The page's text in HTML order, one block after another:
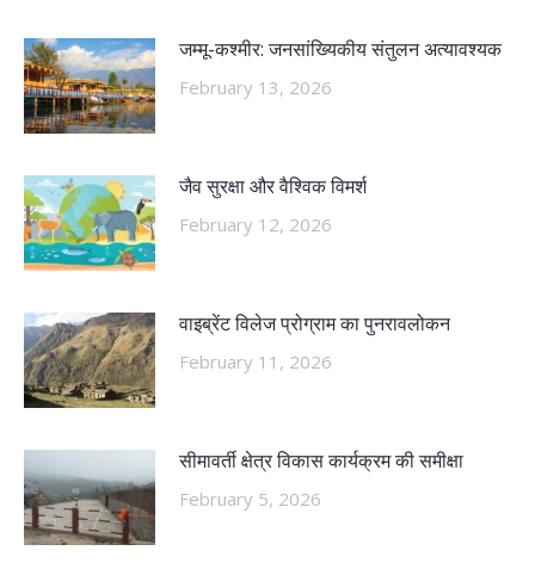
जम्मू-कश्मीर: जनसांख्यिकीय संतुलन अत्यावश्यक
February 13, 2026
जैव सुरक्षा और वैश्विक विमर्श
February 12, 2026
वाइब्रेंट विलेज प्रोग्राम का पुनरावलोकन
February 11, 2026
सीमावर्ती क्षेत्र विकास कार्यक्रम की समीक्षा
February 5, 2026